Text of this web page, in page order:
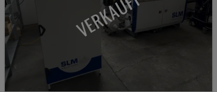
VERKAUFT